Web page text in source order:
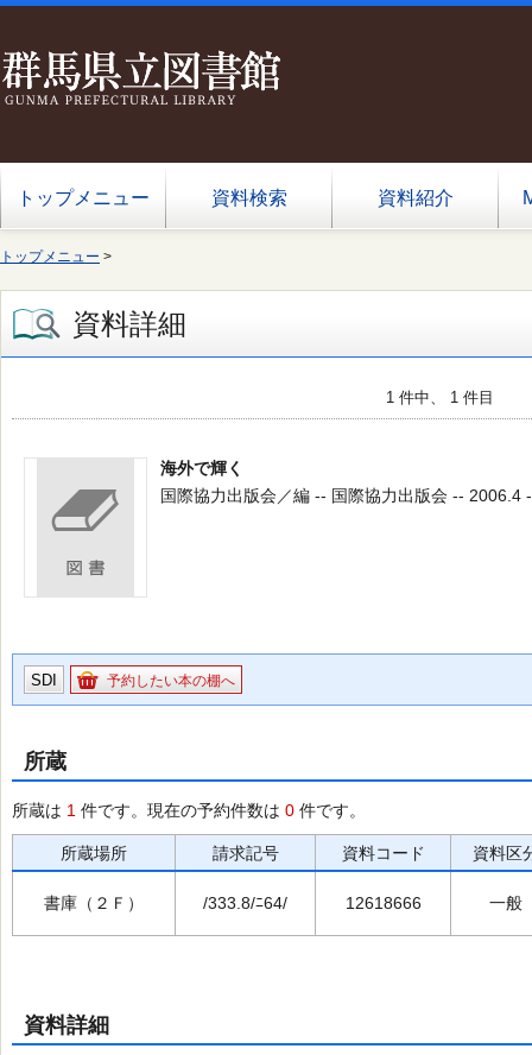
トップメニュー 資料検索 資料紹介
トップメニュー >
資料詳細
1 件中、 1 件目
海外で輝く
国際協力出版会／編 -- 国際協力出版会 -- 2006.4
SDI 予約したい本の棚へ
所蔵
所蔵は 1 件です。現在の予約件数は 0 件です。
所蔵場所 請求記号 資料コード 資料区
書庫（２Ｆ） /333.8/ﾆ64/ 12618666 一般
資料詳細